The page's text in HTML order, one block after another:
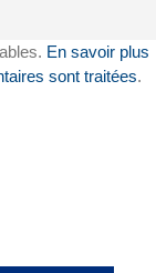
En savoir plus
sont traitées.